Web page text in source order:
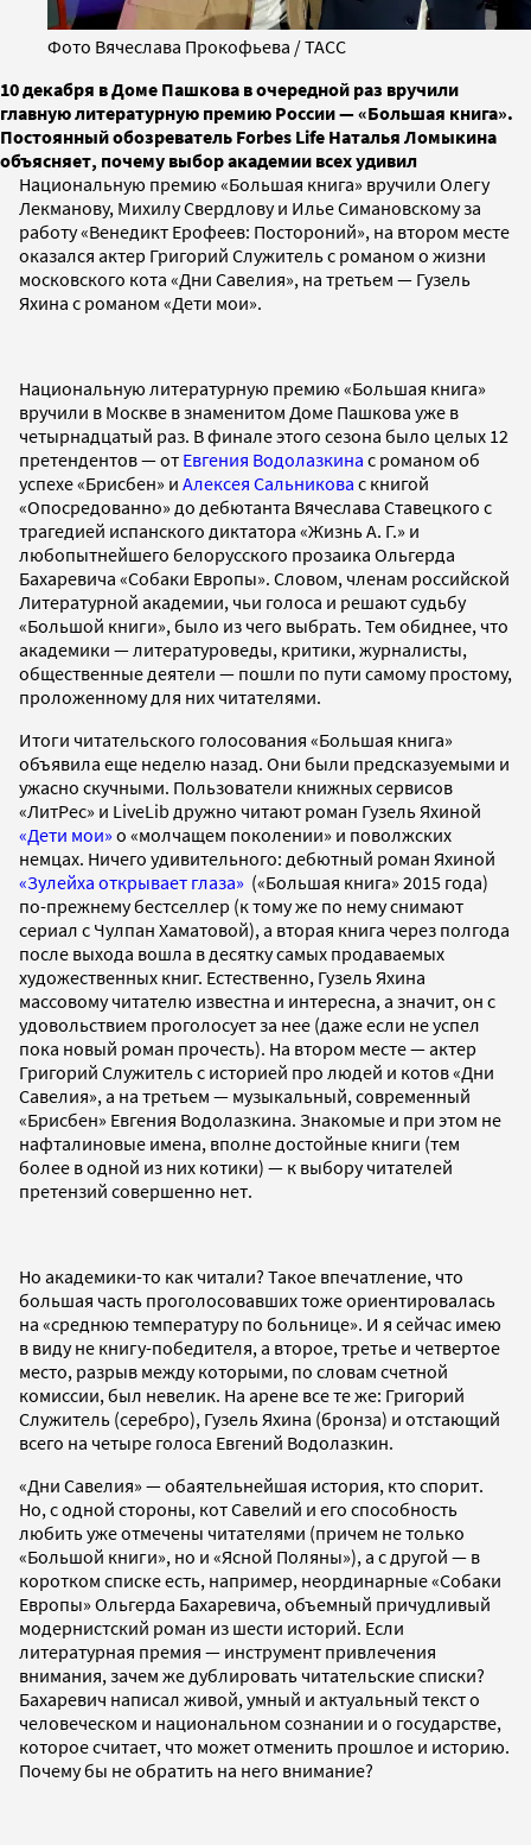
Фото Вячеслава Прокофьева / ТАСС
10 декабря в Доме Пашкова в очередной раз вручили
главную литературную премию России — «Большая книга».
Постоянный обозреватель Forbes Life Наталья Ломыкина
объясняет, почему выбор академии всех удивил
Национальную премию «Большая книга» вручили Олегу
Лекманову, Михилу Свердлову и Илье Симановскому за
работу «Венедикт Ерофеев: Постороний», на втором месте
оказался актер Григорий Служитель с романом о жизни
московского кота «Дни Савелия», на третьем — Гузель
Яхина с романом «Дети мои».
Национальную литературную премию «Большая книга»
вручили в Москве в знаменитом Доме Пашкова уже в
четырнадцатый раз. В финале этого сезона было целых 12
претендентов — от Евгения Водолазкина с романом об
успехе «Брисбен» и Алексея Сальникова с книгой
«Опосредованно» до дебютанта Вячеслава Ставецкого с
трагедией испанского диктатора «Жизнь А. Г.» и
любопытнейшего белорусского прозаика Ольгерда
Бахаревича «Собаки Европы». Словом, членам российской
Литературной академии, чьи голоса и решают судьбу
«Большой книги», было из чего выбрать. Тем обиднее, что
академики — литературоведы, критики, журналисты,
общественные деятели — пошли по пути самому простому,
проложенному для них читателями.
Итоги читательского голосования «Большая книга»
объявила еще неделю назад. Они были предсказуемыми и
ужасно скучными. Пользователи книжных сервисов
«ЛитРес» и LiveLib дружно читают роман Гузель Яхиной
«Дети мои» о «молчащем поколении» и поволжских
немцах. Ничего удивительного: дебютный роман Яхиной
«Зулейха открывает глаза» («Большая книга» 2015 года)
по-прежнему бестселлер (к тому же по нему снимают
сериал с Чулпан Хаматовой), а вторая книга через полгода
после выхода вошла в десятку самых продаваемых
художественных книг. Естественно, Гузель Яхина
массовому читателю известна и интересна, а значит, он с
удовольствием проголосует за нее (даже если не успел
пока новый роман прочесть). На втором месте — актер
Григорий Служитель с историей про людей и котов «Дни
Савелия», а на третьем — музыкальный, современный
«Брисбен» Евгения Водолазкина. Знакомые и при этом не
нафталиновые имена, вполне достойные книги (тем
более в одной из них котики) — к выбору читателей
претензий совершенно нет.
Но академики-то как читали? Такое впечатление, что
большая часть проголосовавших тоже ориентировалась
на «среднюю температуру по больнице». И я сейчас имею
в виду не книгу-победителя, а второе, третье и четвертое
место, разрыв между которыми, по словам счетной
комиссии, был невелик. На арене все те же: Григорий
Служитель (серебро), Гузель Яхина (бронза) и отстающий
всего на четыре голоса Евгений Водолазкин.
«Дни Савелия» — обаятельнейшая история, кто спорит.
Но, с одной стороны, кот Савелий и его способность
любить уже отмечены читателями (причем не только
«Большой книги», но и «Ясной Поляны»), а с другой — в
коротком списке есть, например, неординарные «Собаки
Европы» Ольгерда Бахаревича, объемный причудливый
модернистский роман из шести историй. Если
литературная премия — инструмент привлечения
внимания, зачем же дублировать читательские списки?
Бахаревич написал живой, умный и актуальный текст о
человеческом и национальном сознании и о государстве,
которое считает, что может отменить прошлое и историю.
Почему бы не обратить на него внимание?